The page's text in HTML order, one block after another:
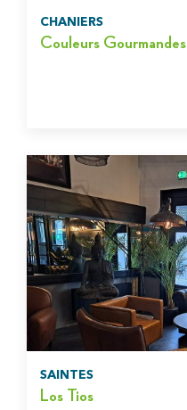
CHANIERS
Couleurs Gourmandes
SAINTES
Los Tios